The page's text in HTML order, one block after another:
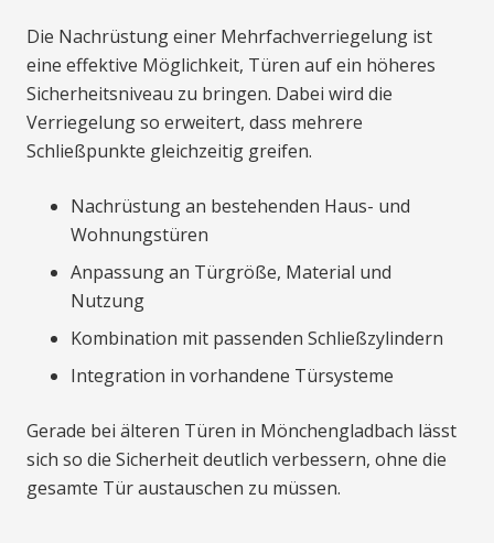
Die Nachrüstung einer Mehrfachverriegelung ist
eine effektive Möglichkeit, Türen auf ein höheres
Sicherheitsniveau zu bringen. Dabei wird die
Verriegelung so erweitert, dass mehrere
Schließpunkte gleichzeitig greifen.
Nachrüstung an bestehenden Haus- und
Wohnungstüren
Anpassung an Türgröße, Material und
Nutzung
Kombination mit passenden Schließzylindern
Integration in vorhandene Türsysteme
Gerade bei älteren Türen in Mönchengladbach lässt
sich so die Sicherheit deutlich verbessern, ohne die
gesamte Tür austauschen zu müssen.